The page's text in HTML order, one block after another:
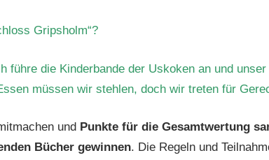
Gripsholm“?
führe die Kinderbande der Uskoken an und
müssen wir stehlen, doch wir treten für
und Punkte für die Gesamtwertung
Bücher gewinnen. Die Regeln und